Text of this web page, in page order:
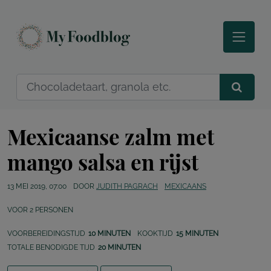
Mexicaanse zalm met
mango salsa en rijst
13 MEI 2019, 07:00 DOOR JUDITH PAGRACH MEXICAANS
VOOR 2 PERSONEN
VOORBEREIDINGSTIJD 10 MINUTEN KOOKTIJD 15 MINUTEN
TOTALE BENODIGDE TIJD 20 MINUTEN